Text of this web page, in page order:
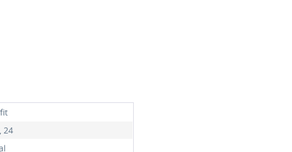
24